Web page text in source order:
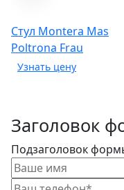
Стул Montera Mas
Poltrona Frau
Заголовок
Подзаголовок